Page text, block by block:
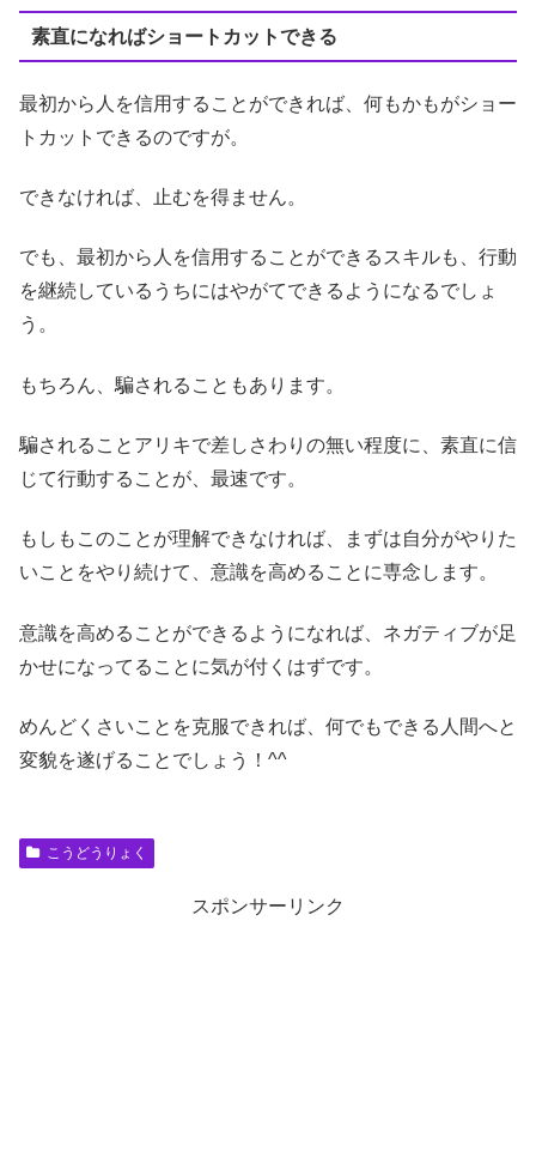
素直になればショートカットできる
最初から人を信用することができれば、何もかもがショー
トカットできるのですが。
できなければ、止むを得ません。
でも、最初から人を信用することができるスキルも、行動
を継続しているうちにはやがてできるようになるでしょ
う。
もちろん、騙されることもあります。
騙されることアリキで差しさわりの無い程度に、素直に信
じて行動することが、最速です。
もしもこのことが理解できなければ、まずは自分がやりた
いことをやり続けて、意識を高めることに専念します。
意識を高めることができるようになれば、ネガティブが足
かせになってることに気が付くはずです。
めんどくさいことを克服できれば、何でもできる人間へと
変貌を遂げることでしょう！^^
こうどうりょく
スポンサーリンク